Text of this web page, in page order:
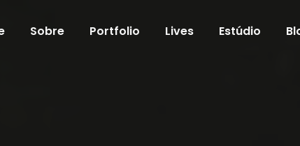
Sobre Portfolio Lives Estúdio